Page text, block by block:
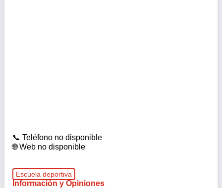
Teléfono no disponible
Web no disponible
Escuela deportiva
Información y Opiniones